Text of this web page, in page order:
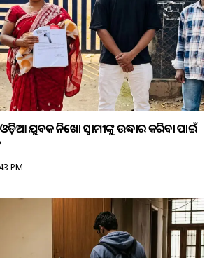
ଯୁବକ ନିଖୋଜ ସ୍ବାମୀଙ୍କୁ ଉଦ୍ଧାର କରିବା ପାଇଁ
PM